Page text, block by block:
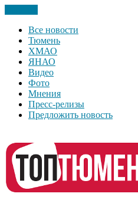
Все новости
Тюмень
ХМАО
ЯНАО
Видео
Фото
Мнения
Пресс-релизы
Предложить новость